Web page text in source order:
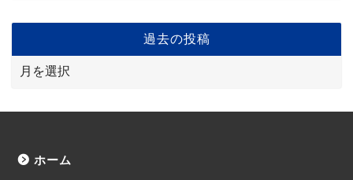
過去の投稿
ホーム